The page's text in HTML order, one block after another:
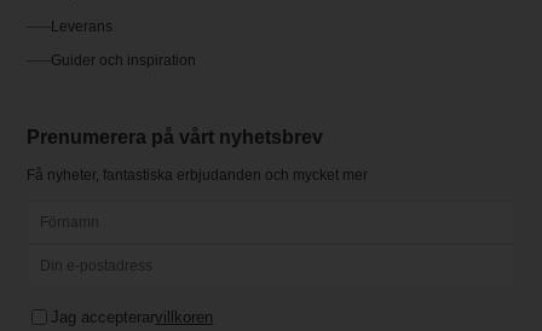
Leverans
Guider och inspiration
Prenumerera på vårt nyhetsbrev
Få nyheter, fantastiska erbjudanden och mycket mer
Jag accepterarvillkoren